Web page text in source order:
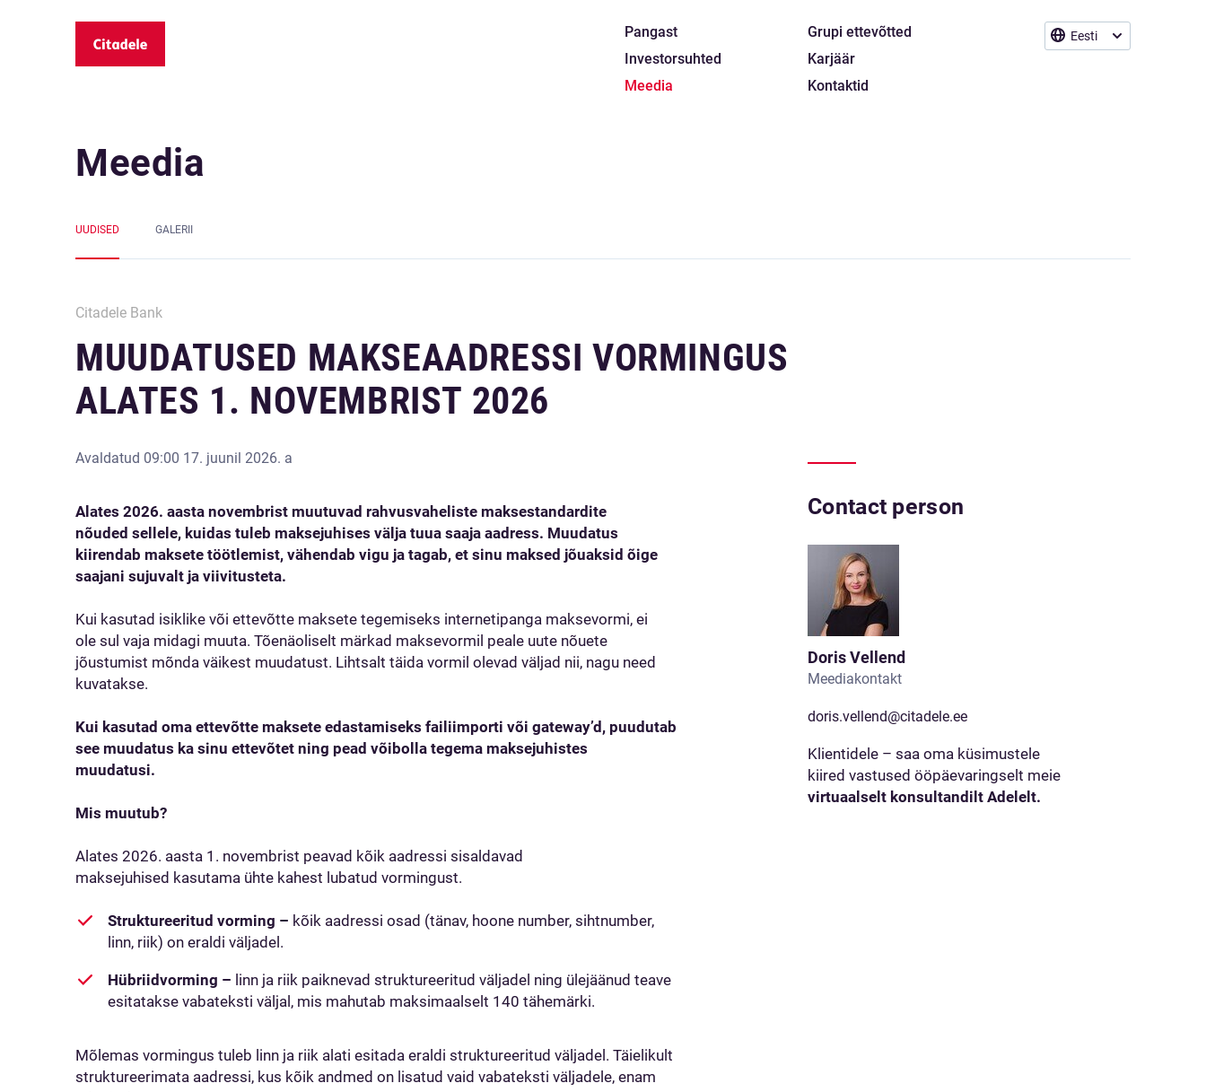
Eesti
Pangast
Investorsuhted
Meedia
Grupi ettevõtted
Karjäär
Kontaktid
Meedia
UUDISED GALERII
Citadele Bank
MUUDATUSED MAKSEAADRESSI VORMINGUS
ALATES 1. NOVEMBRIST 2026
Avaldatud 09:00 17. juunil 2026. a
Alates 2026. aasta novembrist muutuvad rahvusvaheliste maksestandardite
nõuded sellele, kuidas tuleb maksejuhises välja tuua saaja aadress. Muudatus
kiirendab maksete töötlemist, vähendab vigu ja tagab, et sinu maksed jõuaksid õige
saajani sujuvalt ja viivitusteta.
Kui kasutad isiklike või ettevõtte maksete tegemiseks internetipanga maksevormi, ei
ole sul vaja midagi muuta. Tõenäoliselt märkad maksevormil peale uute nõuete
jõustumist mõnda väikest muudatust. Lihtsalt täida vormil olevad väljad nii, nagu need
kuvatakse.
Kui kasutad oma ettevõtte maksete edastamiseks failiimporti või gateway’d, puudutab
see muudatus ka sinu ettevõtet ning pead võibolla tegema maksejuhistes
muudatusi.
Mis muutub?
Alates 2026. aasta 1. novembrist peavad kõik aadressi sisaldavad
maksejuhised kasutama ühte kahest lubatud vormingust.
Struktureeritud vorming – kõik aadressi osad (tänav, hoone number, sihtnumber,
linn, riik) on eraldi väljadel.
Hübriidvorming – linn ja riik paiknevad struktureeritud väljadel ning ülejäänud teave
esitatakse vabateksti väljal, mis mahutab maksimaalselt 140 tähemärki.
Mõlemas vormingus tuleb linn ja riik alati esitada eraldi struktureeritud väljadel. Täielikult
struktureerimata aadressi, kus kõik andmed on lisatud vaid vabateksti väljadele, enam
Contact person
Doris Vellend
Meediakontakt
doris.vellend@citadele.ee
Klientidele – saa oma küsimustele
kiired vastused ööpäevaringselt meie
virtuaalselt konsultandilt Adelelt.